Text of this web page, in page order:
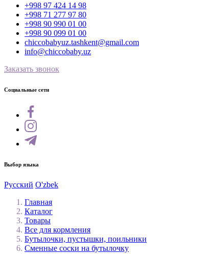
+998 97 424 14 98
+998 71 277 97 80
+998 90 990 01 00
+998 90 099 01 00
chiccobabyuz.tashkent@gmail.com
info@chiccobaby.uz
Заказать звонок
Социальные сети
Выбор языка
Русский O'zbek
Главная
Каталог
Товары
Все для кормления
Бутылочки, пустышки, поильники
Сменные соски на бутылочку